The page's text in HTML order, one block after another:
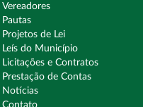
Vereadores
Pautas
Projetos de Lei
Leís do Município
Licitações e Contratos
Prestação de Contas
Notícias
Contato